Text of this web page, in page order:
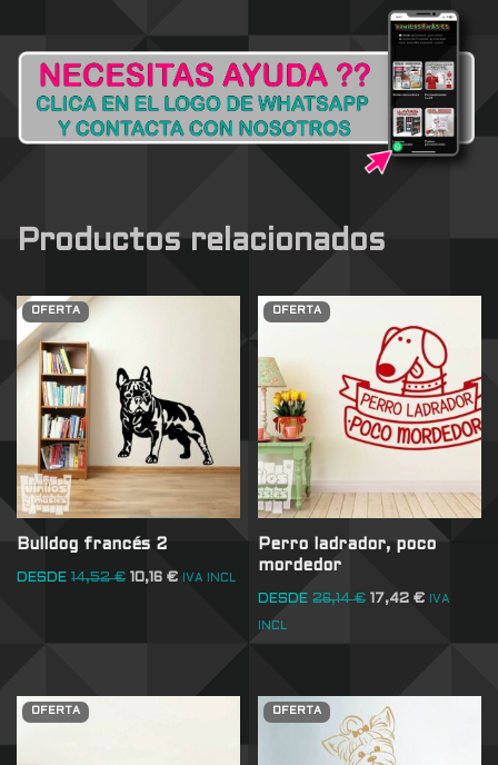
Productos relacionados
OFERTA
Bulldog francés 2
DESDE 14,52€ 10,16 € IVA INCL
OFERTA
Perro ladrador, poco
mordedor
DESDE 26,14€ 17,42€ IVA
INCL
OFERTA OFERTA